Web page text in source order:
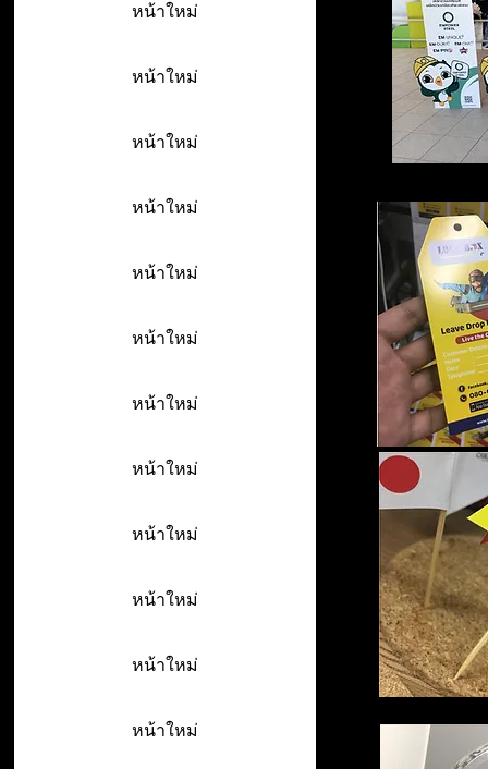
หน้าใหม่
หน้าใหม่
หน้าใหม่
หน้าใหม่
หน้าใหม่
หน้าใหม่
หน้าใหม่
หน้าใหม่
หน้าใหม่
หน้าใหม่
หน้าใหม่
หน้าใหม่